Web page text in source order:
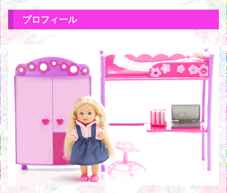
プロフィール